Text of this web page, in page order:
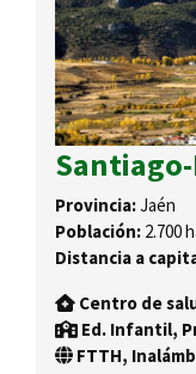
Provincia:Jaén
Población: 2.700
Distancia a
Centro de
Ed. Infantil,
FTTH,